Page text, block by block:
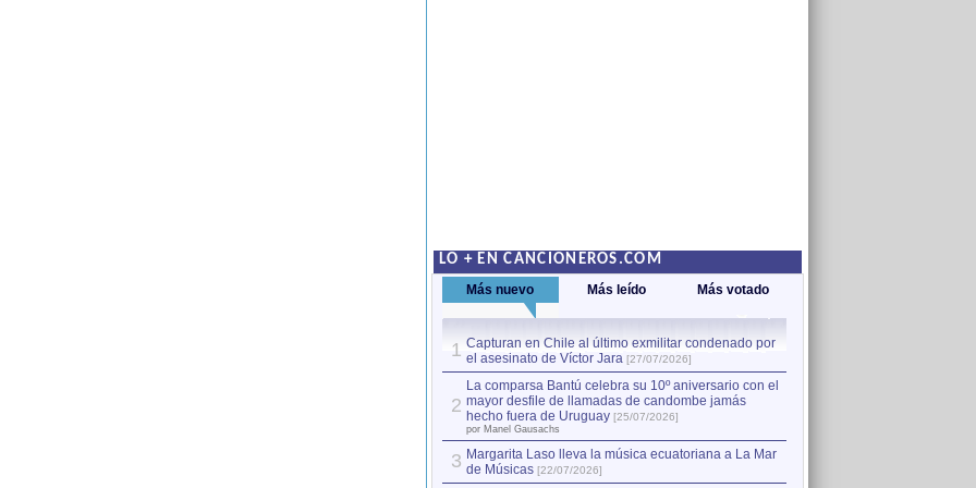
LO + EN CANCIONEROS.COM
Más nuevo Más leído Más votado
1 Capturan en Chile al último exmilitar condenado por
el asesinato de Víctor Jara [27/07/2026]
2
La comparsa Bantú celebra su 10º aniversario con el
mayor desfile de llamadas de candombe jamás
hecho fuera de Uruguay [25/07/2026]
por Manel Gausachs
3 Margarita Laso lleva la música ecuatoriana a La Mar
de Músicas [22/07/2026]